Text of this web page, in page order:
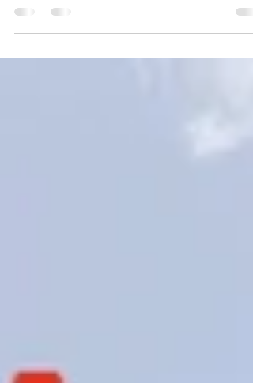
nog overal voelbaar. De ochtend begon...